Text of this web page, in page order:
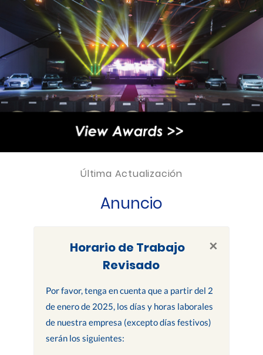
Última Actualización
Anuncio
×
Horario de Trabajo
Revisado
Por favor, tenga en cuenta que a partir del 2
de enero de 2025, los días y horas laborales
de nuestra empresa (excepto días festivos)
serán los siguientes: